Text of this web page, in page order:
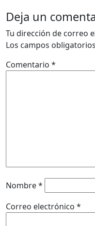
Deja un
Tu dirección de correo
Los campos
Comentario *
Nombre*
Correo electrónico *